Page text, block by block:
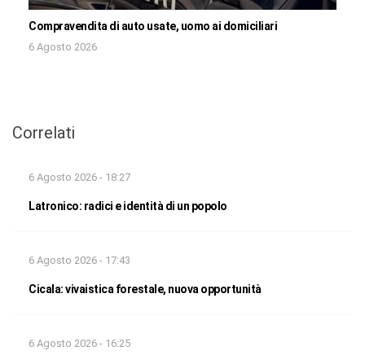
Compravendita di auto usate, uomo ai domiciliari
6 Agosto 2026
Correlati
6 Agosto 2026 - 18:27
Latronico: radici e identità di un popolo
6 Agosto 2026 - 17:43
Cicala: vivaistica forestale, nuova opportunità
6 Agosto 2026 - 16:25